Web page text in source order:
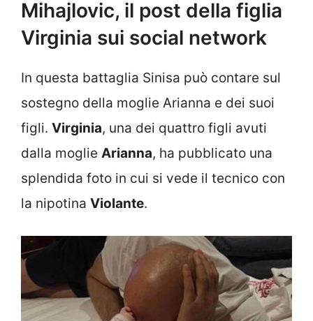
Mihajlovic, il post della figlia
Virginia sui social network
In questa battaglia Sinisa può contare sul
sostegno della moglie Arianna e dei suoi
figli. Virginia, una dei quattro figli avuti
dalla moglie Arianna, ha pubblicato una
splendida foto in cui si vede il tecnico con
la nipotina Violante.